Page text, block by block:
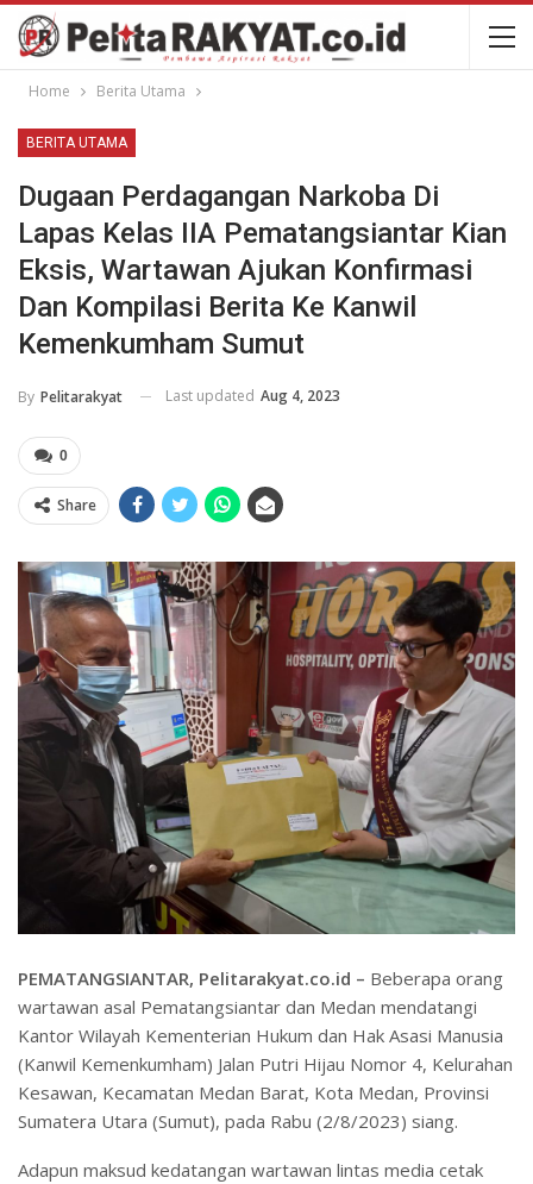
Home Berita Utama
BERITA UTAMA
Dugaan Perdagangan Narkoba Di
Lapas Kelas IIA Pematangsiantar Kian
Eksis, Wartawan Ajukan Konfirmasi
Dan Kompilasi Berita Ke Kanwil
Kemenkumham Sumut
By Pelitarakyat Last updated Aug 4, 2023
0
Share
PEMATANGSIANTAR, Pelitarakyat.co.id – Beberapa orang
wartawan asal Pematangsiantar dan Medan mendatangi
Kantor Wilayah Kementerian Hukum dan Hak Asasi Manusia
(Kanwil Kemenkumham) Jalan Putri Hijau Nomor 4, Kelurahan
Kesawan, Kecamatan Medan Barat, Kota Medan, Provinsi
Sumatera Utara (Sumut), pada Rabu (2/8/2023) siang.
Adapun maksud kedatangan wartawan lintas media cetak